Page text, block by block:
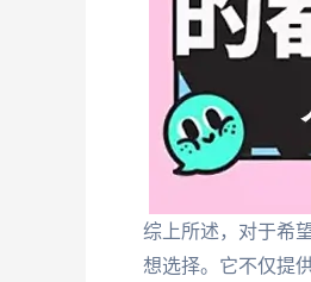
综上所述，对于希
想选择。它不仅提